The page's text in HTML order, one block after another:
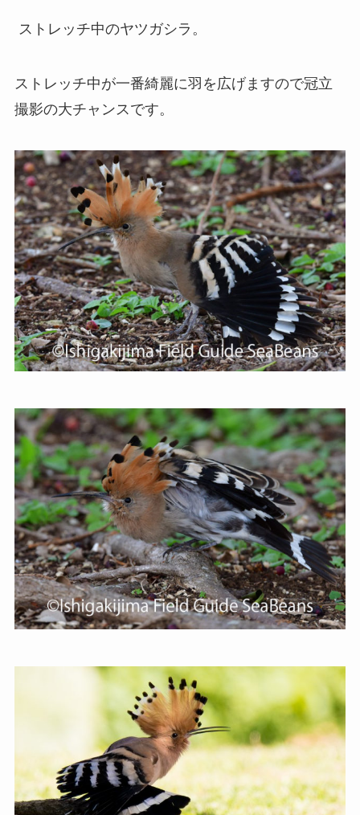
ストレッチ中のヤツガシラ。
ストレッチ中が一番綺麗に羽を広げますので冠立
撮影の大チャンスです。